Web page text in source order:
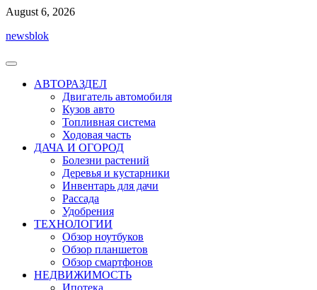
Перейти
содержимому
August 6, 2026
newsblok
АВТОРАЗДЕЛ
Двигатель автомобиля
Кузов авто
Топливная система
Ходовая часть
ДАЧА И ОГОРОД
Болезни растений
Деревья и кустарники
Инвентарь для дачи
Рассада
Удобрения
ТЕХНОЛОГИИ
Обзор ноутбуков
Обзор планшетов
Обзор смартфонов
НЕДВИЖИМОСТЬ
Ипотека